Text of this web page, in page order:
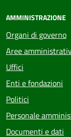
AMMINISTRAZIONE
Organi di governo
Aree
Uffici
Enti e fondazioni
Politici
Personale
Documenti e dati